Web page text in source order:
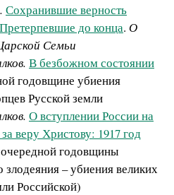
Сохранившие верность
Претерпевшие до конца. О
Семьи
В безбожном состоянии
годовщине убиения
Русской земли
О вступлении России на
веру Христову: 1917 год
годовщины
злодеяния – убиения великих
Российской)